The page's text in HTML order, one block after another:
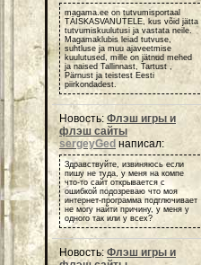
magama.ee on tutvumisportaal
TÄISKASVANUTELE, kus võid jätta
tutvumiskuulutusi ja vastata neile.
Magamaklubis leiad tutvuse,
suhtluse ja muu ajaveetmise
kuulutused, mille on jätnud mehed
ja naised Tallinnast, Tartust ,
Pärnust ja teistest Eesti
piirkondadest.
Новость: Флэш игры и
флэш сайты
sergeyGed написал:
Здравствуйте, извиняюсь если
пишу не туда, у меня на компе
что-то сайт открывается с
ошибкой подозреваю что моя
интернет-программа подглючивает
не могу найти причину, у меня у
одного так или у всех?
Новость: Флэш игры и